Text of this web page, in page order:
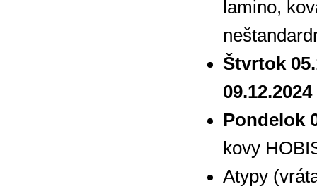
lamino,
Štvrtok
Pondelok
kovy
Atypy